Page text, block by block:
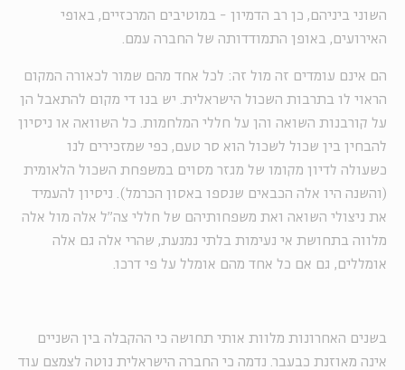
השוני ביניהם, כן רב הדמיון - במוטיבים המרכזיים, באופי
האירועים, באופן התמודדותה של החברה עמם.
הם אינם עומדים זה מול זה: לכל אחד מהם שמור לכאורה המקום
הראוי לו בתרבות השכול הישראלית. יש בנו די מקום להתאבל הן
על קורבנות השואה והן על חללי המלחמות. כל השוואה או ניסיון
להבחין בין שכול לשכול הוא סר טעם, כפי שמזכירים לנו
כשעולה לדיון מקומו של מגזר מסוים במשפחת השכול הלאומית
(והשנה היו אלה הכבאים שנספו באסון הכרמל). ניסיון להעמיד
את ניצולי השואה ואת משפחותיהם של חללי צה"ל אלה מול אלה
מלווה בתחושת אי נעימות בלתי נמנעת, שהרי אלה גם אלה
אומללים, גם אם כל אחד מהם אומלל על פי דרכו.
בשנים האחרונות מלוות אותי תחושה כי ההקבלה בין השניים
אינה מאוזנת כבעבר. נדמה כי החברה הישראלית נוטה לצמצם עוד